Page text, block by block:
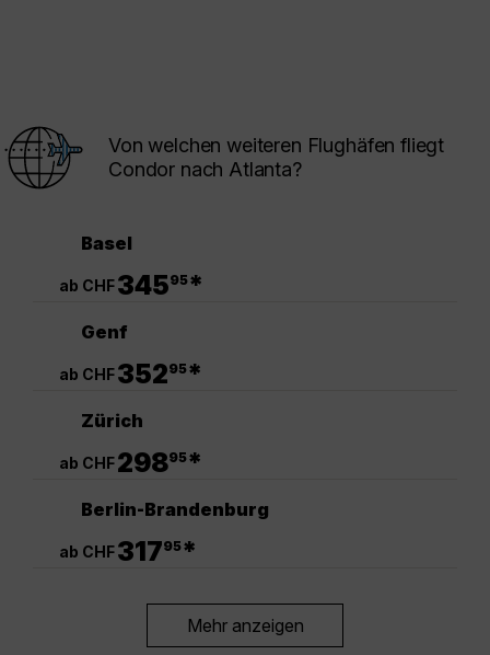
Von welchen weiteren Flughäfen fliegt
Condor nach Atlanta?
Basel
ab CHF34595*
Genf
ab CHF35295*
Zürich
ab CHF29895*
Berlin-Brandenburg
ab CHF31795*
Mehr anzeigen